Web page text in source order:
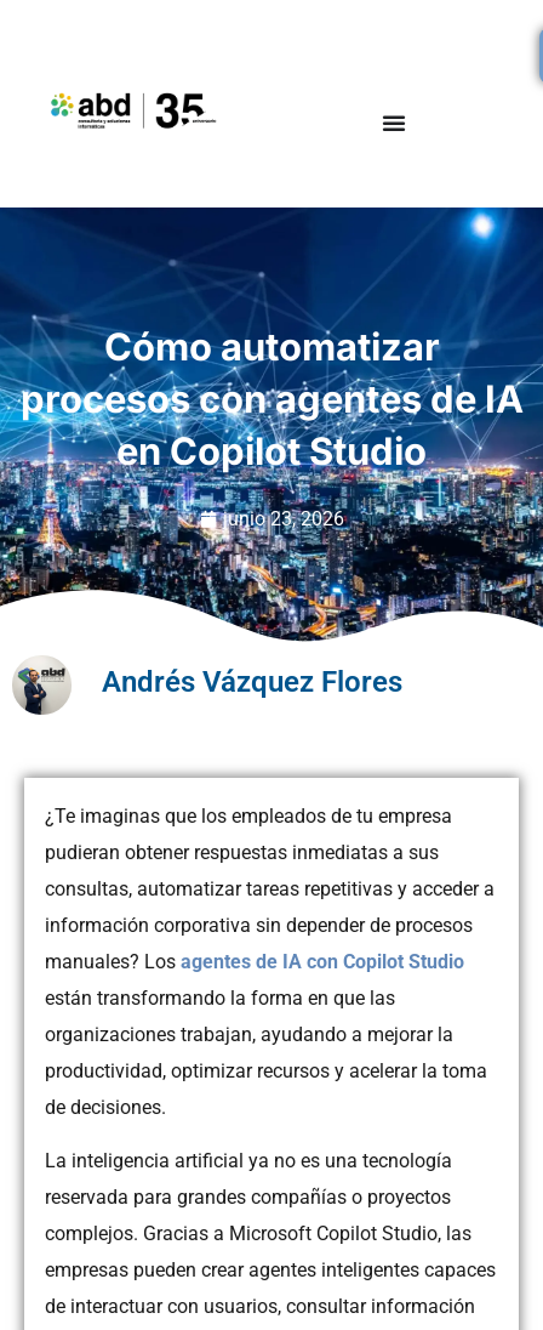
Cómo automatizar
procesos con agentes de IA
en Copilot Studio
junio 23, 2026
Andrés Vázquez Flores
¿Te imaginas que los empleados de tu empresa
pudieran obtener respuestas inmediatas a sus
consultas, automatizar tareas repetitivas y acceder a
información corporativa sin depender de procesos
manuales? Los agentes de IA con Copilot Studio
están transformando la forma en que las
organizaciones trabajan, ayudando a mejorar la
productividad, optimizar recursos y acelerar la toma
de decisiones.
La inteligencia artificial ya no es una tecnología
reservada para grandes compañías o proyectos
complejos. Gracias a Microsoft Copilot Studio, las
empresas pueden crear agentes inteligentes capaces
de interactuar con usuarios, consultar información